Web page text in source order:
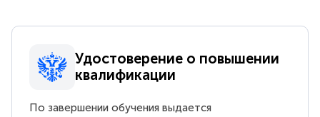
Удостоверение о повышении
квалификации
По завершении обучения выдается